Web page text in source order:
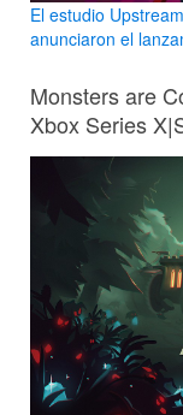
El estudio
anunciaron el
Monsters are
Xbox Series